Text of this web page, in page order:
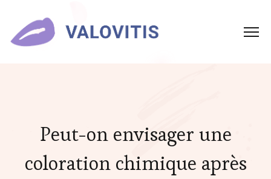
Peut-on envisager une
coloration chimique après